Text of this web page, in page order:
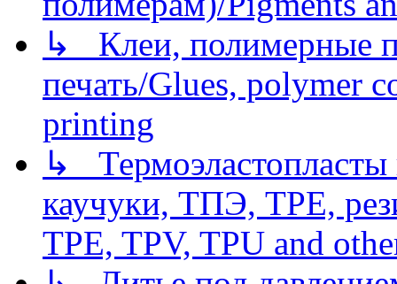
↳ Клеи, полимерные
печать/Glues, polymer
printing
↳
каучуки, ТПЭ, TPE,
TPE, TPV, TPU and